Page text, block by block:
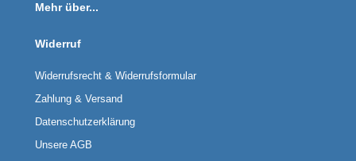
Mehr über...
Widerruf
Widerrufsrecht & Widerrufsformular
Zahlung & Versand
Datenschutzerklärung
Unsere AGB